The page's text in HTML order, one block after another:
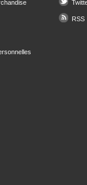
RSS